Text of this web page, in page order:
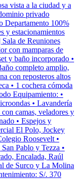
vista a la ciudad y a
privado
Departamento 100%
y estacionamientos
de Reuniones
con mamparas de
y baño incorporado •
completo amplio,
con reposteros altos
• 1 cochera cómoda
Equipamiento: •
• Lavandería
camas, veladores y
• Espejos y
El Polo, Jockey
Roosevelt •
Pablo y Tezza •
Encalada, Raúl
de Surco y La Molina
S/. 370